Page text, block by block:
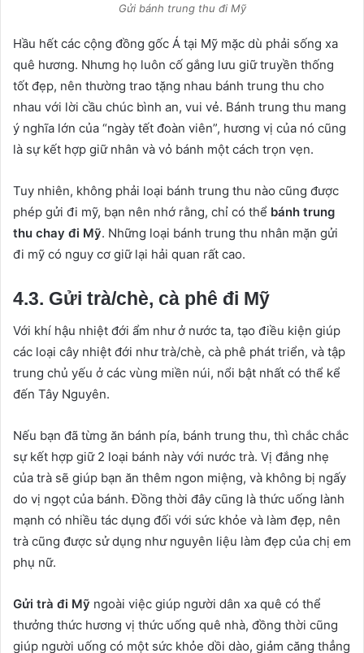
Gửi bánh trung thu đi Mỹ
Hầu hết các cộng đồng gốc Á tại Mỹ mặc dù phải sống xa
quê hương. Nhưng họ luôn cố gắng lưu giữ truyền thống
tốt đẹp, nên thường trao tặng nhau bánh trung thu cho
nhau với lời cầu chúc bình an, vui vẻ. Bánh trung thu mang
ý nghĩa lớn của “ngày tết đoàn viên”, hương vị của nó cũng
là sự kết hợp giữ nhân và vỏ bánh một cách trọn vẹn.
Tuy nhiên, không phải loại bánh trung thu nào cũng được
phép gửi đi mỹ, bạn nên nhớ rằng, chỉ có thể bánh trung
thu chay đi Mỹ. Những loại bánh trung thu nhân mặn gửi
đi mỹ có nguy cơ giữ lại hải quan rất cao.
4.3. Gửi trà/chè, cà phê đi Mỹ
Với khí hậu nhiệt đới ẩm như ở nước ta, tạo điều kiện giúp
các loại cây nhiệt đới như trà/chè, cà phê phát triển, và tập
trung chủ yếu ở các vùng miền núi, nổi bật nhất có thể kể
đến Tây Nguyên.
Nếu bạn đã từng ăn bánh pía, bánh trung thu, thì chắc chắc
sự kết hợp giữ 2 loại bánh này với nước trà. Vị đắng nhẹ
của trà sẽ giúp bạn ăn thêm ngon miệng, và không bị ngấy
do vị ngọt của bánh. Đồng thời đây cũng là thức uống lành
mạnh có nhiều tác dụng đối với sức khỏe và làm đẹp, nên
trà cũng được sử dụng như nguyên liệu làm đẹp của chị em
phụ nữ.
Gửi trà đi Mỹ ngoài việc giúp người dân xa quê có thể
thưởng thức hương vị thức uống quê nhà, đồng thời cũng
giúp người uống có một sức khỏe dồi dào, giảm căng thẳng